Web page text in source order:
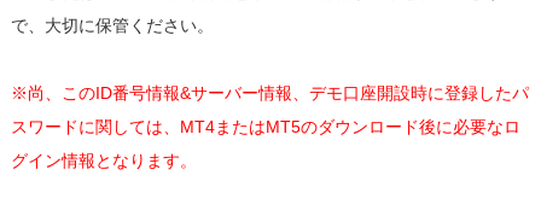
で、大切に保管ください。
※尚、このID番号情報&サーバー情報、デモ口座開設時に登録したパ
スワードに関しては、MT4またはMT5のダウンロード後に必要なロ
グイン情報となります。